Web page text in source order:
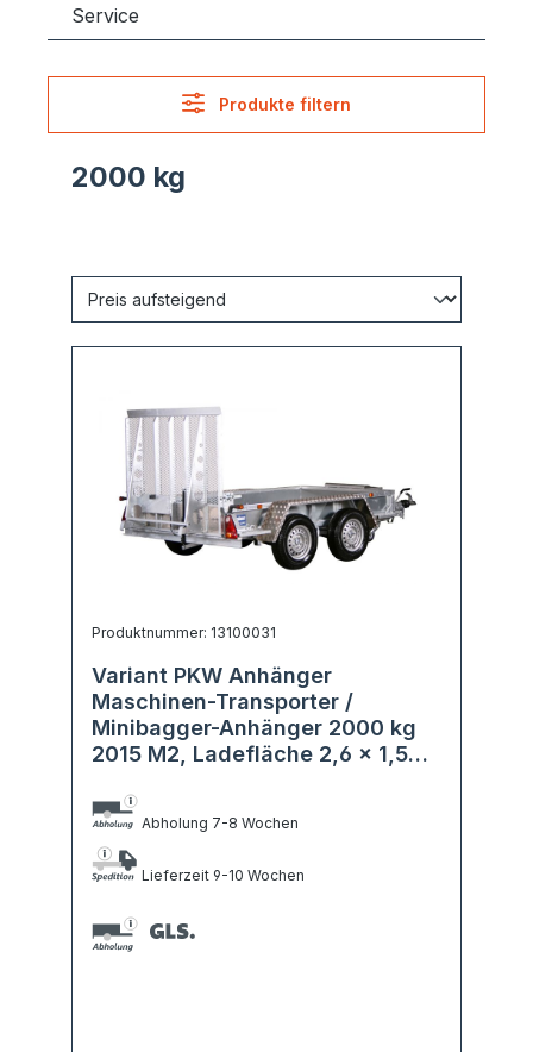
Service
Produkte filtern
2000 kg
Produktnummer: 13100031
Variant PKW Anhänger
Maschinen-Transporter /
Minibagger-Anhänger 2000 kg
2015 M2, Ladefläche 2,6 x 1,50
Abholung 7-8 Wochen
Lieferzeit 9-10 Wochen